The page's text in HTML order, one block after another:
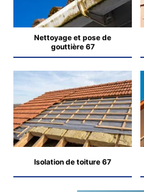
Nettoyage et pose de
gouttière 67
Isolation de toiture 67